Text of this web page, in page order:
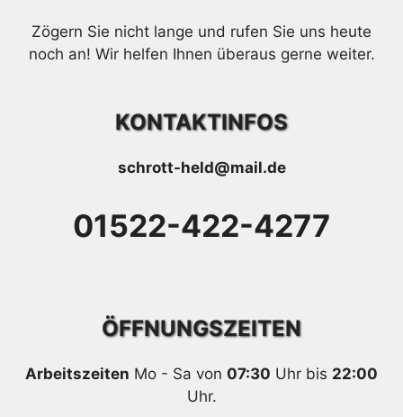
Zögern Sie nicht lange und rufen Sie uns heute
noch an! Wir helfen Ihnen überaus gerne weiter.
KONTAKTINFOS
schrott-held@mail.de
01522-422-4277
ÖFFNUNGSZEITEN
Arbeitszeiten Mo - Sa von 07:30 Uhr bis 22:00
Uhr.